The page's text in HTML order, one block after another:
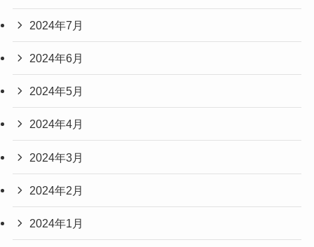
2024年7月
2024年6月
2024年5月
2024年4月
2024年3月
2024年2月
2024年1月